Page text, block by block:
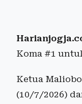
Koma #1
Ketua
(10/7/2026)